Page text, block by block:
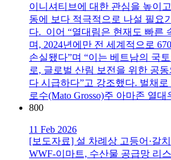
이니셔티브에 대한 관심을 높이
동에 보다 적극적으로 나설 필요
다. 이어 “열대림은 현재도 빠른
며, 2024년에만 전 세계적으로
손실됐다”며 “이는 베트남의 국
로, 글로벌 산림 보전을 위한 공
다 시급하다”고 강조했다. 벌채
로수(Mato Grosso)주 아마존 열대
800
11 Feb 2026
[보도자료] 설 차례상 고등어·갈
WWF-이마트, 수산물 공급망 리